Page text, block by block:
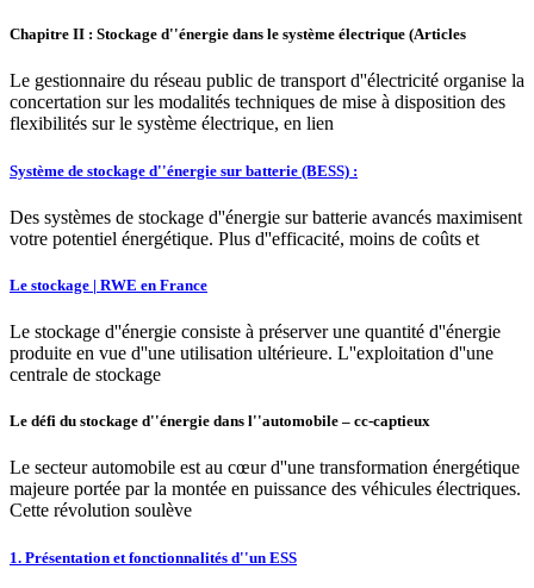
Chapitre II : Stockage d''énergie dans le système électrique (Articles
Le gestionnaire du réseau public de transport d''électricité organise la
concertation sur les modalités techniques de mise à disposition des
flexibilités sur le système électrique, en lien
Système de stockage d''énergie sur batterie (BESS) :
Des systèmes de stockage d''énergie sur batterie avancés maximisent
votre potentiel énergétique. Plus d''efficacité, moins de coûts et
Le stockage | RWE en France
Le stockage d''énergie consiste à préserver une quantité d''énergie
produite en vue d''une utilisation ultérieure. L''exploitation d''une
centrale de stockage
Le défi du stockage d''énergie dans l''automobile – cc-captieux
Le secteur automobile est au cœur d''une transformation énergétique
majeure portée par la montée en puissance des véhicules électriques.
Cette révolution soulève
1. Présentation et fonctionnalités d''un ESS